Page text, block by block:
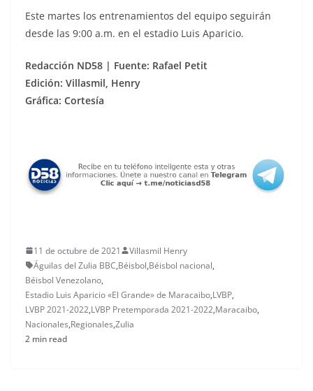
Este martes los entrenamientos del equipo seguirán
desde las 9:00 a.m. en el estadio Luis Aparicio.
Redacción ND58 | Fuente: Rafael Petit
Edición: Villasmil, Henry
Gráfica: Cortesía
11 de octubre de 2021
Villasmil Henry
Águilas del Zulia BBC,Béisbol,Béisbol nacional,
Béisbol Venezolano,
Estadio Luis Aparicio «El Grande» de Maracaibo,LVBP,
LVBP 2021-2022,LVBP Pretemporada 2021-2022,Maracaibo,
Nacionales,Regionales,Zulia
2 min read